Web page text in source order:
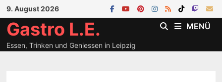
Zum
Inhalt
springen
9. August 2026
Gastro L.E.
Essen, Trinken und Geniessen in Leipzig
MENÜ